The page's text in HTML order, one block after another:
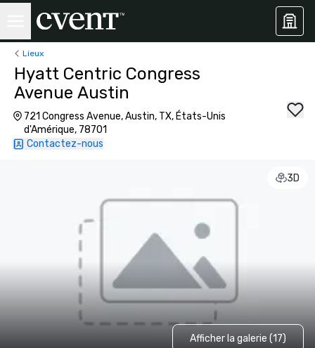
Lieux
Hyatt Centric Congress
Avenue Austin
721 Congress Avenue, Austin, TX, États-Unis
d'Amérique, 78701
Contactez-nous
3D
Afficher la galerie (17)